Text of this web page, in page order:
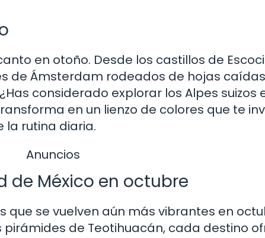
en otoño. Desde los castillos de
de Ámsterdam rodeados de hojas
considerado explorar los Alpes suizos
en un lienzo de colores que te
la rutina diaria.
Anuncios
de México en octubre
que se vuelven aún más vibrantes en
de Teotihuacán, cada destino